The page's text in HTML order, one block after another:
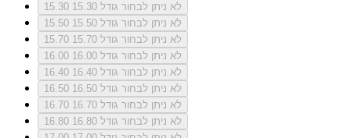
15.30
לא ניתן לבחור גודל 15.30
15.50
לא ניתן לבחור גודל 15.50
15.70
לא ניתן לבחור גודל 15.70
16.00
לא ניתן לבחור גודל 16.00
16.40
לא ניתן לבחור גודל 16.40
16.50
לא ניתן לבחור גודל 16.50
16.70
לא ניתן לבחור גודל 16.70
16.80
לא ניתן לבחור גודל 16.80